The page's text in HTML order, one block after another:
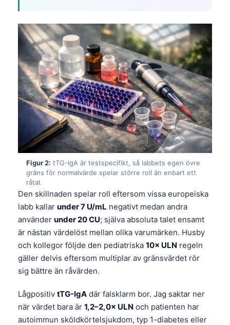
Figur 2: tTG-IgA är testspecifikt, så labbets egen övre
gräns för normalvärde spelar större roll än enbart ett
råtal.
Den skillnaden spelar roll eftersom vissa europeiska
labb kallar under 7 U/mL negativt medan andra
använder under 20 CU; själva absoluta talet ensamt
är nästan värdelöst mellan olika varumärken. Husby
och kollegor följde den pediatriska 10× ULN regeln
gäller delvis eftersom multiplar av gränsvärdet rör
sig bättre än råvärden.
Lågpositiv tTG-IgA där falsklarm bor. Jag saktar ner
när värdet bara är 1,2–2,0× ULN och patienten har
autoimmun sköldkörtelsjukdom, typ 1-diabetes eller